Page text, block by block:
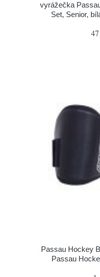
vyrážečka
Set, Senior,
Passau Hockey
Passau